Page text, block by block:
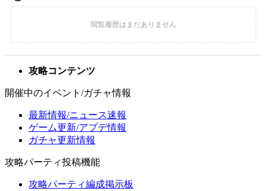
攻略コンテンツ
開催中のイベント/ガチャ情報
最新情報/ニュース速報
ゲーム更新/アプデ情報
ガチャ更新情報
攻略パーティ投稿機能
攻略パーティ編成掲示板